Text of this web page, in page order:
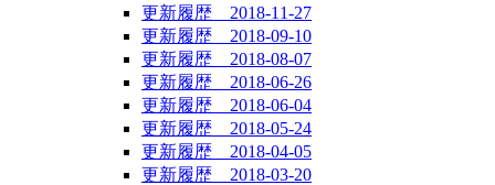
更新履歴 2018-11-27
更新履歴 2018-09-10
更新履歴 2018-08-07
更新履歴 2018-06-26
更新履歴 2018-06-04
更新履歴 2018-05-24
更新履歴 2018-04-05
更新履歴 2018-03-20